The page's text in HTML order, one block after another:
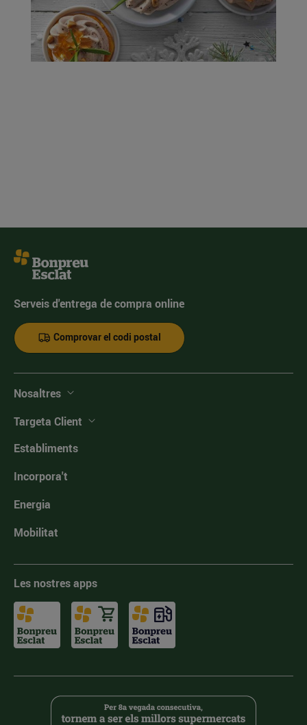
Serveis d'entrega de compra online
Comprovar el codi postal
Nosaltres
Targeta Client
Establiments
Incorpora't
Energia
Mobilitat
Les nostres apps